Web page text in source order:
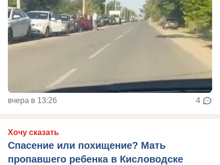
вчера в 13:26 4
Хочу сказать
Спасение или похищение? Мать
пропавшего ребенка в Кисловодске